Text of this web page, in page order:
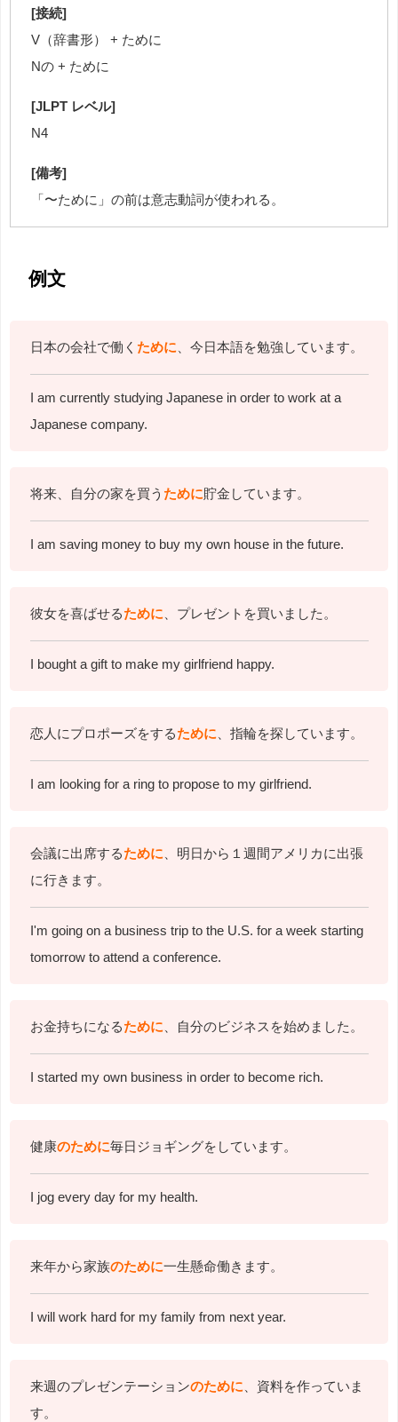
[接続]
V（辞書形） + ために
Nの + ために
[JLPT レベル]
N4
[備考]
「〜ために」の前は意志動詞が使われる。
例文
日本の会社で働く ために 、今日本語を勉強しています。
I am currently studying Japanese in order to work at a
Japanese company.
将来、自分の家を買う ために貯金しています。
I am saving money to buy my own house in the future.
彼女を喜ばせるために 、プレゼントを買いました。
I bought a gift to make my girlfriend happy.
恋人にプロポーズをするために 、指輪を探しています。
I am looking for a ring to propose to my girlfriend.
会議に出席するために 、明日から１週間アメリカに出張
に行きます。
I'm going on a business trip to the U.S. for a week starting
tomorrow to attend a conference.
お金持ちになるために 、自分のビジネスを始めました。
I started my own business in order to become rich.
健康のために毎日ジョギングをしています。
I jog every day for my health.
来年から家族のために一生懸命働きます。
I will work hard for my family from next year.
来週のプレゼンテーションのために 、資料を作っていま
す。